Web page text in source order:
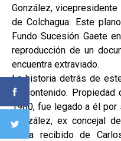
González, vicepresidente
de Colchagua. Este
Fundo Sucesión Gaete
reproducción de un
encuentra extraviado.
La historia detrás de
su contenido.
1980, fue legado a él por
González, ex concejal
había recibido de